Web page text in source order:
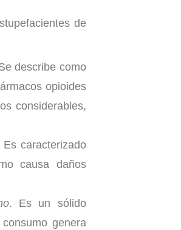
de
describe como
opioides
considerables,
caracterizado
causa daños
. Es un sólido
genera